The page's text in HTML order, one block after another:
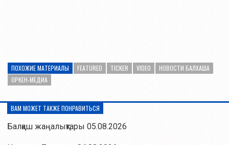
ПОХОЖИЕ МАТЕРИАЛЫ FEATURED TICKER VIDEO
НОВОСТИ БАЛХАША
ОРКЕН-МЕДИА
ВАМ МОЖЕТ ТАКЖЕ ПОНРАВИТЬСЯ
Балқаш жаңалықтары 05.08.2026